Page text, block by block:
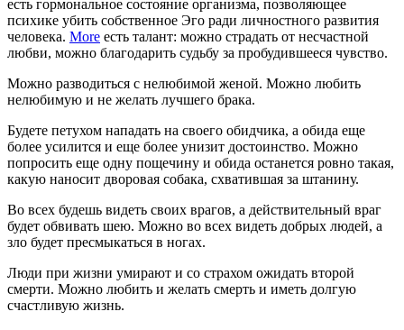
есть гормональное состояние организма, позволяющее
психике убить собственное Эго ради личностного развития
человека. More есть талант: можно страдать от несчастной
любви, можно благодарить судьбу за пробудившееся чувство.
Можно разводиться с нелюбимой женой. Можно любить
нелюбимую и не желать лучшего брака.
Будете петухом нападать на своего обидчика, а обида еще
более усилится и еще более унизит достоинство. Можно
попросить еще одну пощечину и обида останется ровно такая,
какую наносит дворовая собака, схватившая за штанину.
Во всех будешь видеть своих врагов, а действительный враг
будет обвивать шею. Можно во всех видеть добрых людей, а
зло будет пресмыкаться в ногах.
Люди при жизни умирают и со страхом ожидать второй
смерти. Можно любить и желать смерть и иметь долгую
счастливую жизнь.